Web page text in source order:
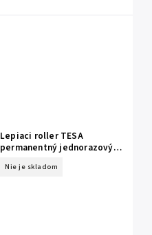
Lepiaci roller TESA
permanentný jednorazový
Nie je skladom